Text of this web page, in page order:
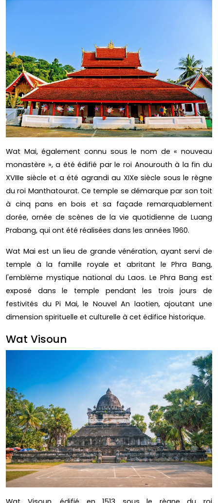
Wat Mai, également connu sous le nom de « nouveau
monastère », a été édifié par le roi Anourouth à la fin du
XVIIIe siècle et a été agrandi au XIXe siècle sous le règne
du roi Manthatourat. Ce temple se démarque par son toit
à cinq pans en bois et sa façade remarquablement
dorée, ornée de scènes de la vie quotidienne de Luang
Prabang, qui ont été réalisées dans les années 1960.
Wat Mai est un lieu de grande vénération, ayant servi de
temple à la famille royale et abritant le Phra Bang,
l'emblème mystique national du Laos. Le Phra Bang est
exposé dans le temple pendant les trois jours de
festivités du Pi Mai, le Nouvel An laotien, ajoutant une
dimension spirituelle et culturelle à cet édifice historique.
Wat Visoun